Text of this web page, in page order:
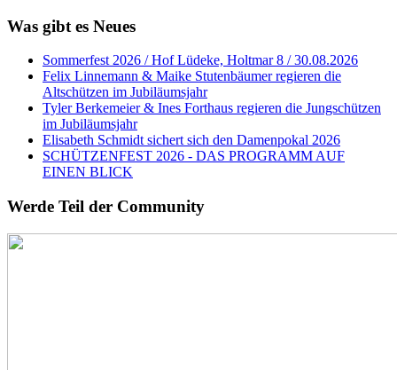
Was gibt es Neues
Sommerfest 2026 / Hof Lüdeke, Holtmar 8 / 30.08.2026
Felix Linnemann & Maike Stutenbäumer regieren die
Altschützen im Jubiläumsjahr
Tyler Berkemeier & Ines Forthaus regieren die Jungschützen
im Jubiläumsjahr
Elisabeth Schmidt sichert sich den Damenpokal 2026
SCHÜTZENFEST 2026 - DAS PROGRAMM AUF
EINEN BLICK
Werde Teil der Community